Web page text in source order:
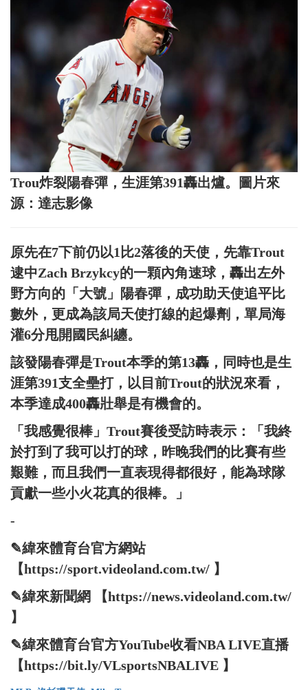
Trou炸裂陽春彈，生涯第391轟出爐。圖片來
源：達志影像
原先在7下前仍以1比2落後的天使，先靠Trout
逮中Zach Brzykcy的一顆內角速球，轟出左外
野方向的「大號」陽春彈，成功助天使追平比
數外，更成為該局天使打線的起爆劑，單局海
灌6分甩開國民糾纏。
該發陽春彈是Trout本季的第13轟，同時也是生
涯第391支全壘打，以目前Trout的狀況來看，
本季達成400轟壯舉是有機會的。
「我感覺很棒」Trout賽後受訪時表示：「我終
於打到了我可以打的球，昨晚我們的比賽有些
艱難，而且我們一直表現得都很好，能為球隊
貢獻一些小火花真的很棒。」
-
✎緯來體育台官方網站
【https://sport.videoland.com.tw/ 】
✎緯來新聞網 【https://news.videoland.com.tw/
】
✎緯來體育台官方YouTube收看NBA LIVE直播
【https://bit.ly/VLsportsNBALIVE 】